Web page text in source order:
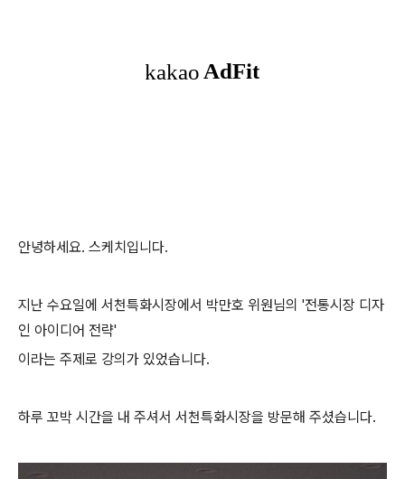
안녕하세요. 스케치입니다.
지난 수요일에 서천특화시장에서 박만호 위원님의 '전통시장 디자
인 아이디어 전략'
이라는 주제로 강의가 있었습니다.
하루 꼬박 시간을 내 주셔서 서천특화시장을 방문해 주셨습니다.